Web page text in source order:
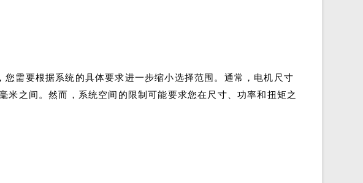
需要根据系统的具体要求进一步缩小选择范围。通常，电机尺寸
之间。然而，系统空间的限制可能要求您在尺寸、功率和扭矩之